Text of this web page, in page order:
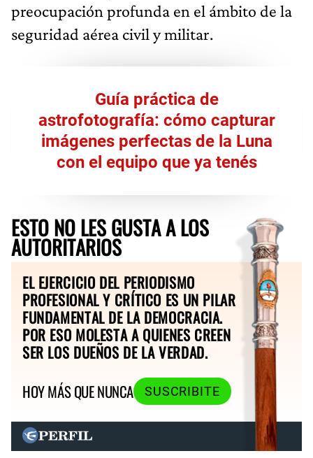
preocupación profunda en el ámbito de la
seguridad aérea civil y militar.
Guía práctica de
astrofotografía: cómo capturar
imágenes perfectas de la Luna
con el equipo que ya tenés
ESTO NO LES GUSTA A LOS
AUTORITARIOS
EL EJERCICIO DEL PERIODISMO
PROFESIONAL Y CRÍTICO ES UN PILAR
FUNDAMENTAL DE LA DEMOCRACIA.
POR ESO MOLESTA A QUIENES CREEN
SER LOS DUEÑOS DE LA VERDAD.
HOY MÁS QUE NUNCA
SUSCRIBITE